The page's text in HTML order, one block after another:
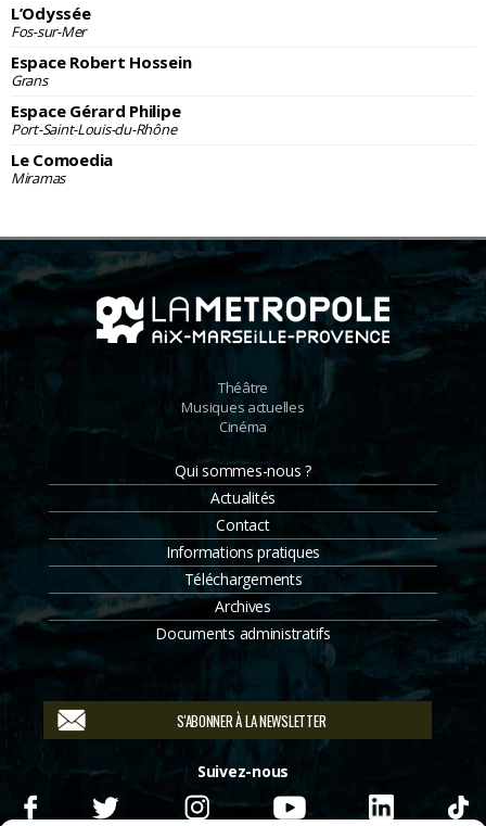
L’Odyssée
Fos-sur-Mer
Espace Robert Hossein
Grans
Espace Gérard Philipe
Port-Saint-Louis-du-Rhône
Le Comoedia
Miramas
Théâtre
Musiques actuelles
Cinéma
Qui sommes-nous ?
Actualités
Contact
Informations pratiques
Téléchargements
Archives
Documents administratifs
S'ABONNER À LA NEWSLETTER
Suivez-nous